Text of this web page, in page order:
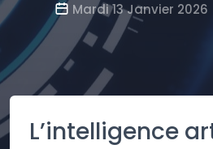
Mardi 13 Janvier 2026
L’intelligence